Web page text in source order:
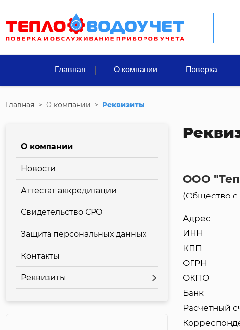
Главная О компании Поверка
Главная > О компании > Реквизиты
О компании
Новости
Аттестат аккредитации
Свидетельство СРО
Защита персональных данных
Контакты
Реквизиты
ООО
(Общество с
Адрес
ИНН
КПП
ОГРН
ОКПО
Банк
Расчетный